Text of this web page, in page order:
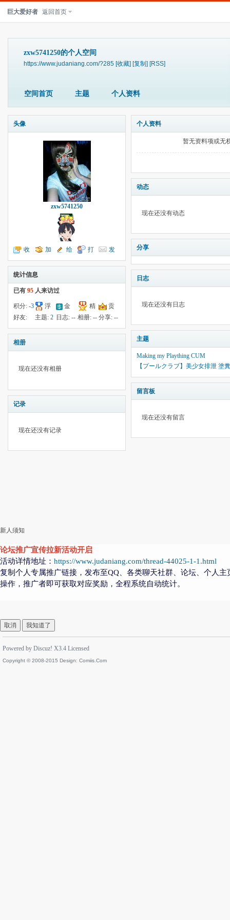
巨大爱好者 返回首页
zxw5741250的个人空间
https://www.judaniang.com/?285 [收藏] [复制] [RSS]
空间首页 主题 个人资料
头像
zxw5741250
收
听TA
加
为好友
给
我留言
打
个招呼
发
送消息
统计信息
已有 95 人来访过
积分: -3
浮
云:53
金
钱:5
精
华:--
贡
献:--
好友:
24
主题: 2 日志:-- 相册: -- 分享:--
相册
现在还没有相册
记录
现在还没有记录
个人资料
暂无资料项或无
动态
现在还没有动态
分享
日志
现在还没有日志
主题
Making my Plaything CUM
【プールクラブ】美少女排泄 塗
留言板
现在还没有留言
新人须知
论坛推广宣传拉新活动开启
活动详情地址： https://www.judaniang.com/thread-44025-1-1.html
复制个人专属推广链接，发布至QQ、各类聊天社群、论坛、个人
操作，推广者即可获取对应奖励，全程系统自动统计。
取消 我知道了
Powered by Discuz! X3.4 Licensed
Copyright © 2008-2015 Design: Comiis.Com